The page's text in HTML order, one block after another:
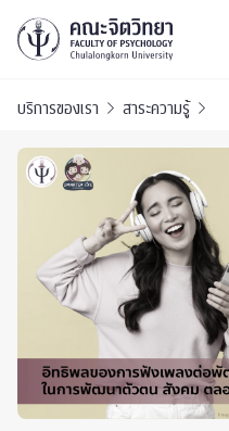
บริการของเรา สาระความรู้